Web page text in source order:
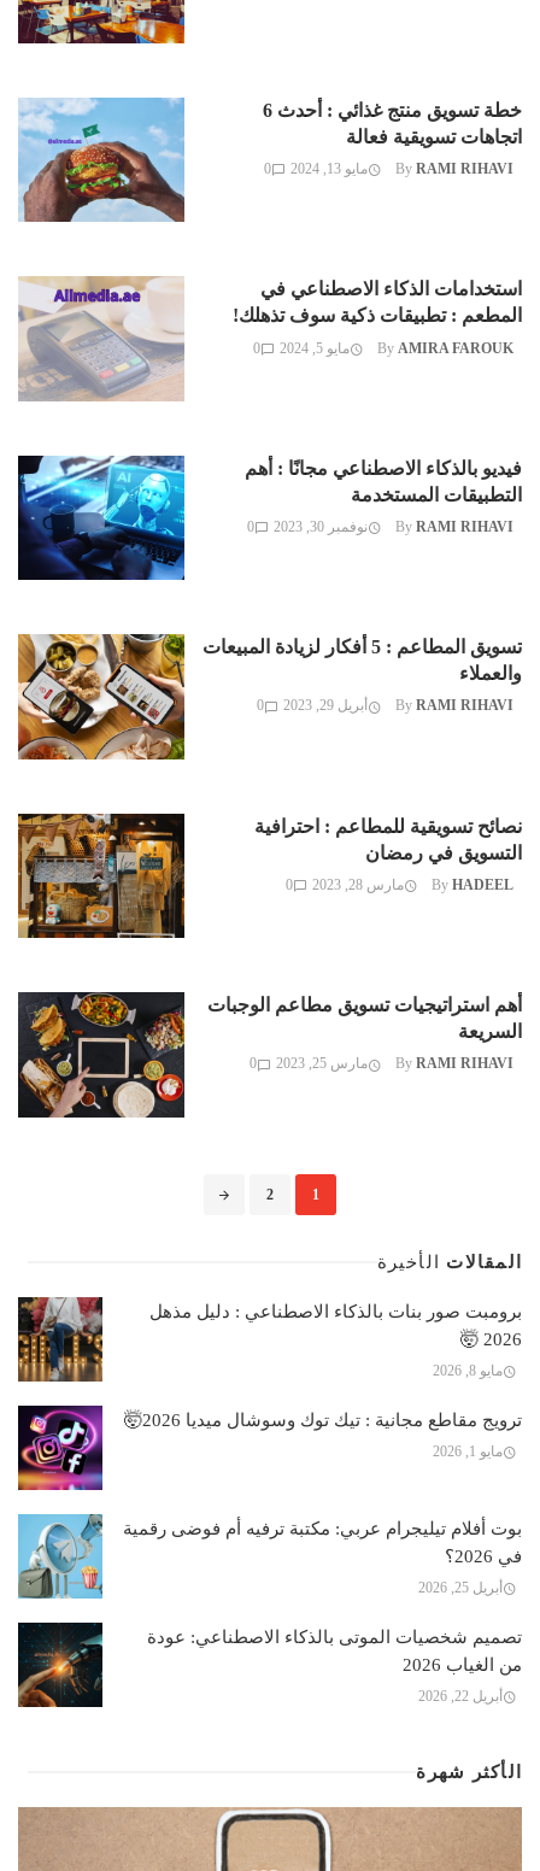
خطة تسويق منتج غذائي : أحدث 6
اتجاهات تسويقية فعالة
By RAMI RIHAVI مايو 13, 2024 0
استخدامات الذكاء الاصطناعي في
المطعم : تطبيقات ذكية سوف تذهلك!
By AMIRA FAROUK مايو 5, 2024 0
فيديو بالذكاء الاصطناعي مجانًا : أهم
التطبيقات المستخدمة
By RAMI RIHAVI نوفمبر 30, 2023 0
تسويق المطاعم : 5 أفكار لزيادة المبيعات
والعملاء
By RAMI RIHAVI أبريل 29, 2023 0
نصائح تسويقية للمطاعم : احترافية
التسويق في رمضان
By HADEEL مارس 28, 2023 0
أهم استراتيجيات تسويق مطاعم الوجبات
السريعة
By RAMI RIHAVI مارس 25, 2023 0
1
2
المقالات الأخيرة
برومبت صور بنات بالذكاء الاصطناعي : دليل مذهل
2026 🤯
مايو 8, 2026
ترويج مقاطع مجانية : تيك توك وسوشال ميديا 2026🤯
مايو 1, 2026
بوت أفلام تيليجرام عربي: مكتبة ترفيه أم فوضى رقمية
في 2026؟
أبريل 25, 2026
تصميم شخصيات الموتى بالذكاء الاصطناعي: عودة
من الغياب 2026
أبريل 22, 2026
الأكثر شهرة